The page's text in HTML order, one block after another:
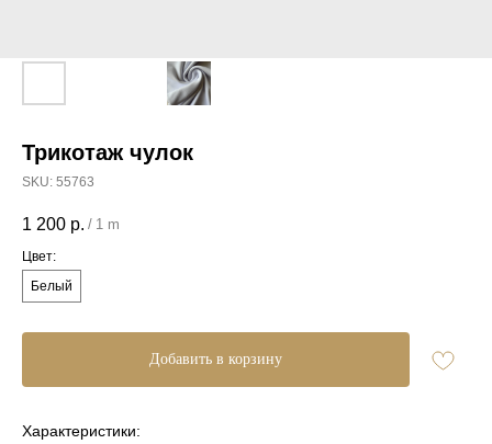
Трикотаж чулок
SKU: 55763
1 200 р. / 1 m
Цвет:
Белый
Добавить в корзину
Характеристики: